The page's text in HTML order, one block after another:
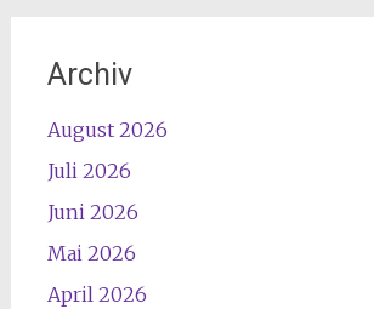
Archiv
August 2026
Juli 2026
Juni 2026
Mai 2026
April 2026